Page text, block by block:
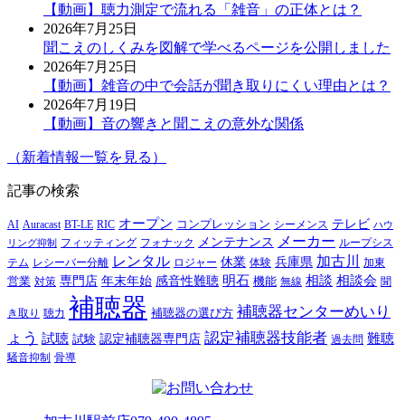
【動画】聴力測定で流れる「雑音」の正体とは？
2026年7月25日
聞こえのしくみを図解で学べるページを公開しました
2026年7月25日
【動画】雑音の中で会話が聞き取りにくい理由とは？
2026年7月19日
【動画】音の響きと聞こえの意外な関係
（新着情報一覧を見る）
記事の検索
AI Auracast BT-LE RIC オープン コンプレッション シーメンス テレビ ハウ
リング抑制
フィッティング フォナック メンテナンス メーカー ループシス
テム レシーバー分離 レンタル ロジャー 休業 体験 兵庫県 加古川 加東
営業 対策 専門店 年末年始 感音性難聴 明石 機能 無線 相談 相談会 聞
き取り 聴力 補聴器 補聴器の選び方 補聴器センターめいり
ょう 試聴 試験 認定補聴器専門店 認定補聴器技能者 過去問 難聴
騒音抑制 骨導